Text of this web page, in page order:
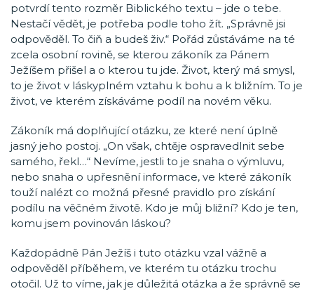
potvrdí tento rozměr Biblického textu – jde o tebe.
Nestačí vědět, je potřeba podle toho žít. „Správně jsi
odpověděl. To čiň a budeš živ.“ Pořád zůstáváme na té
zcela osobní rovině, se kterou zákoník za Pánem
Ježíšem přišel a o kterou tu jde. Život, který má smysl,
to je život v láskyplném vztahu k bohu a k bližním. To je
život, ve kterém získáváme podíl na novém věku.
Zákoník má doplňující otázku, ze které není úplně
jasný jeho postoj. „On však, chtěje ospravedlnit sebe
samého, řekl…“ Nevíme, jestli to je snaha o výmluvu,
nebo snaha o upřesnění informace, ve které zákoník
touží nalézt co možná přesné pravidlo pro získání
podílu na věčném životě. Kdo je můj bližní? Kdo je ten,
komu jsem povinován láskou?
Každopádně Pán Ježíš i tuto otázku vzal vážně a
odpověděl příběhem, ve kterém tu otázku trochu
otočil. Už to víme, jak je důležitá otázka a že správně se